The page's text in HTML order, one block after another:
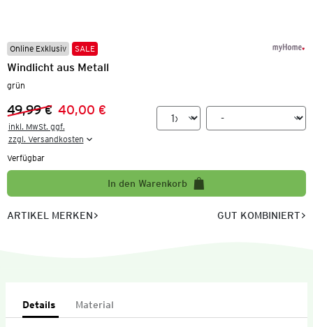
Online Exklusiv SALE
Windlicht aus Metall
grün
Vorheriger Preis:
49,99 €
Neuer Preis:40,00 €
inkl. MwSt. ggf.
zzgl. Versandkosten
Verfügbar
In den Warenkorb
ARTIKEL MERKEN GUT KOMBINIERT
Details Material